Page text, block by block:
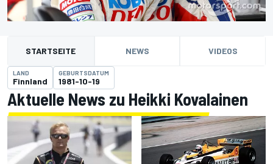
STARTSEITE NEWS VIDEOS
LAND
Finnland
GEBURTSDATUM
1981-10-19
Aktuelle News zu Heikki Kovalainen